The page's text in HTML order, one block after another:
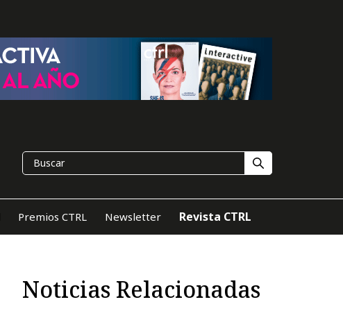
Premios CTRL Newsletter Revista CTRL
Noticias Relacionadas